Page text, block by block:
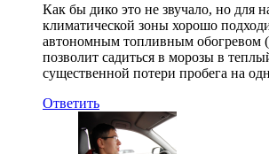
Как бы дико это не звучало, но для
климатической зоны хорошо
автономным топливным обогревом
позволит садиться в морозы в
существенной потери пробега на
Ответить